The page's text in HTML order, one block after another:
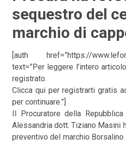
sequestro del
marchio di
[auth href=”https://
text=”Per leggere l’intero
registrato.
Clicca qui per registrarti gratis
per continuare.”]
Il Procuratore della
Alessandria dott. Tiziano Masini
preventivo del marchio